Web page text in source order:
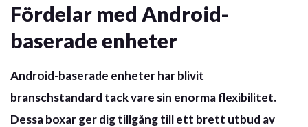
Fördelar med Android-
baserade enheter
Android-baserade enheter har blivit
branschstandard tack vare sin enorma flexibilitet.
Dessa boxar ger dig tillgång till ett brett utbud av